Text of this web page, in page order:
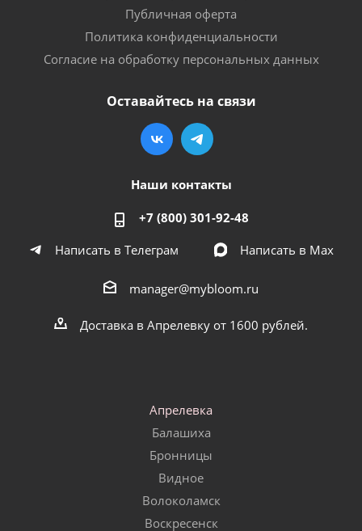
Публичная оферта
Политика конфиденциальности
Согласие на обработку персональных данных
Оставайтесь на связи
Наши контакты
+7 (800) 301-92-48
Написать в Телеграм
Написать в Мах
manager@mybloom.ru
Доставка в Апрелевку от 1600 рублей.
Апрелевка
Балашиха
Бронницы
Видное
Волоколамск
Воскресенск